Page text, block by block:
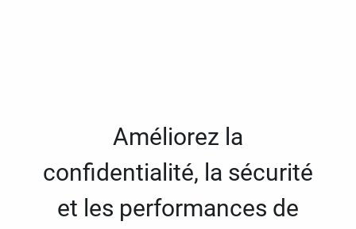
Améliorez la
confidentialité, la sécurité
et les performances de